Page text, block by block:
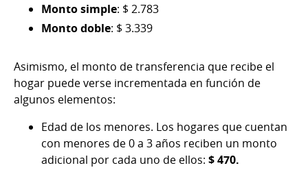
Monto simple: $ 2.783
Monto doble: $ 3.339
Asimismo, el monto de transferencia que recibe el
hogar puede verse incrementada en función de
algunos elementos:
Edad de los menores. Los hogares que cuentan
con menores de 0 a 3 años reciben un monto
adicional por cada uno de ellos: $ 470.